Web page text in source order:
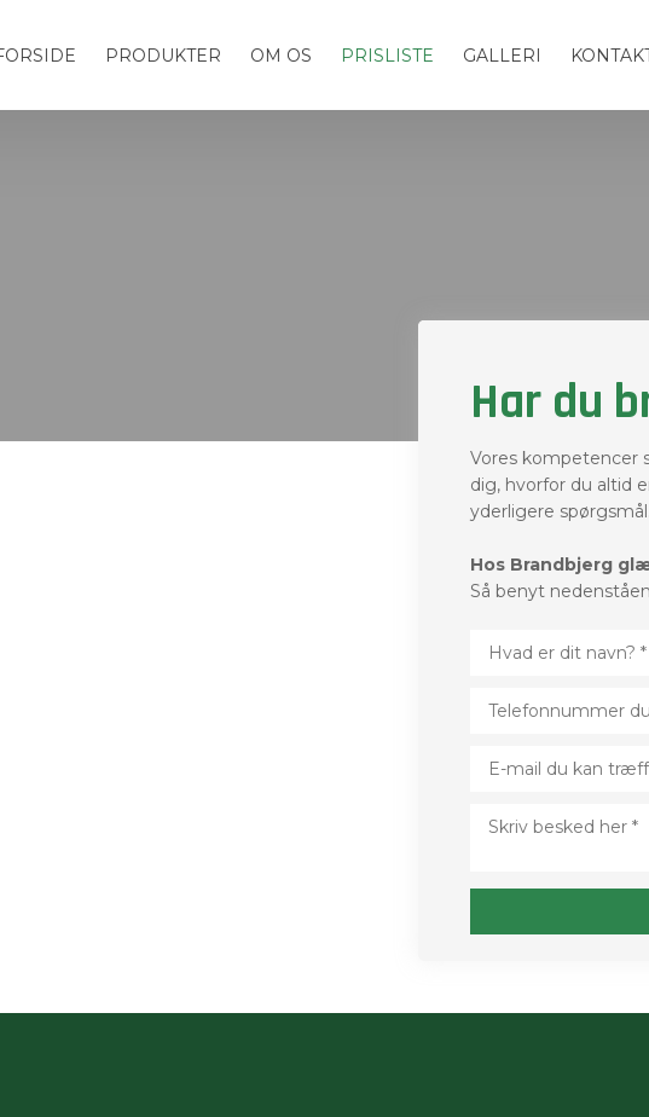
PRODUKTER OM OS PRISLISTE GALLERI
Har du
Vores kompetencer
dig, hvorfor du altid
yderligere spørgsmål.
Hos Brandbjerg
Så benyt